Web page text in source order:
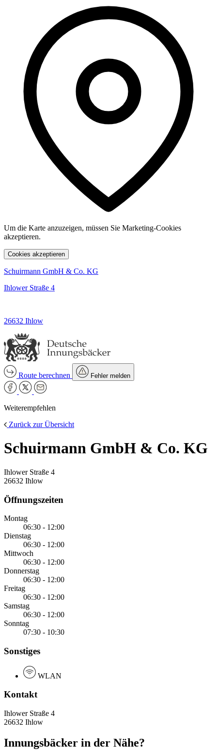
Um die Karte anzuzeigen, müssen Sie Marketing-Cookies
akzeptieren.
Cookies akzeptieren
Schuirmann GmbH & Co. KG
Ihlower Straße 4
26632 Ihlow
Route berechnen Fehler melden
Weiterempfehlen
Zurück zur Übersicht
Schuirmann GmbH & Co. KG
Ihlower Straße 4
26632 Ihlow
Öffnungszeiten
Montag
06:30 - 12:00
Dienstag
06:30 - 12:00
Mittwoch
06:30 - 12:00
Donnerstag
06:30 - 12:00
Freitag
06:30 - 12:00
Samstag
06:30 - 12:00
Sonntag
07:30 - 10:30
Sonstiges
WLAN
Kontakt
Ihlower Straße 4
26632 Ihlow
Innungsbäcker in der Nähe?